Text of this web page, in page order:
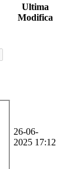
Ultima
Modifica
26-06-
2025 17:12